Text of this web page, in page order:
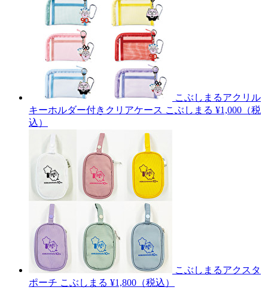
こぶしまるアクリル
キーホルダー付きクリアケース こぶしまる ¥1,000（税
込）
こぶしまるアクスタ
ポーチ こぶしまる ¥1,800（税込）